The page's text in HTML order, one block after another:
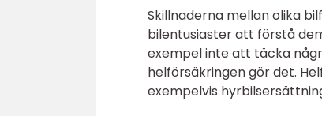
Skillnaderna mellan olika
bilentusiaster att förstå
exempel inte att täcka
helförsäkringen gör det.
exempelvis